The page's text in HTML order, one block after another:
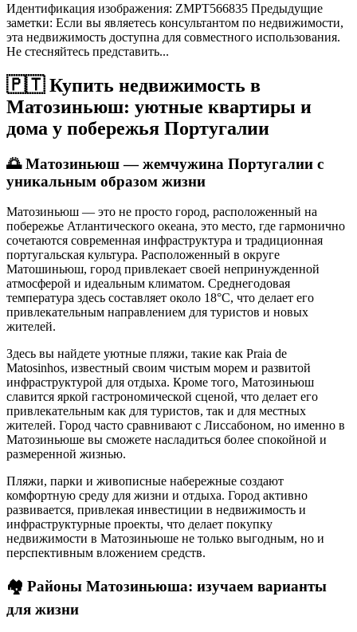
Идентификация изображения: ZMPT566835 Предыдущие
заметки: Если вы являетесь консультантом по недвижимости,
эта недвижимость доступна для совместного использования.
Не стесняйтесь представить...
🇵🇹 Купить недвижимость в
Матозиньюш: уютные квартиры и
дома у побережья Португалии
🌅Матозиньюш — жемчужина Португалии с
уникальным образом жизни
Матозиньюш — это не просто город, расположенный на
побережье Атлантического океана, это место, где гармонично
сочетаются современная инфраструктура и традиционная
португальская культура. Расположенный в округе
Матошиньюш, город привлекает своей непринужденной
атмосферой и идеальным климатом. Среднегодовая
температура здесь составляет около 18°C, что делает его
привлекательным направлением для туристов и новых
жителей.
Здесь вы найдете уютные пляжи, такие как Praia de
Matosinhos, известный своим чистым морем и развитой
инфраструктурой для отдыха. Кроме того, Матозиньюш
славится яркой гастрономической сценой, что делает его
привлекательным как для туристов, так и для местных
жителей. Город часто сравнивают с Лиссабоном, но именно в
Матозиньюше вы сможете насладиться более спокойной и
размеренной жизнью.
Пляжи, парки и живописные набережные создают
комфортную среду для жизни и отдыха. Город активно
развивается, привлекая инвестиции в недвижимость и
инфраструктурные проекты, что делает покупку
недвижимости в Матозиньюше не только выгодным, но и
перспективным вложением средств.
🏘️ Районы Матозиньюша: изучаем варианты
для жизни